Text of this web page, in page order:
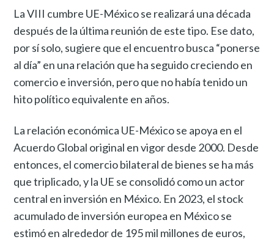
La VIII cumbre UE-México se realizará una década
después de la última reunión de este tipo. Ese dato,
por sí solo, sugiere que el encuentro busca “ponerse
al día” en una relación que ha seguido creciendo en
comercio e inversión, pero que no había tenido un
hito político equivalente en años.
La relación económica UE-México se apoya en el
Acuerdo Global original en vigor desde 2000. Desde
entonces, el comercio bilateral de bienes se ha más
que triplicado, y la UE se consolidó como un actor
central en inversión en México. En 2023, el stock
acumulado de inversión europea en México se
estimó en alrededor de 195 mil millones de euros,